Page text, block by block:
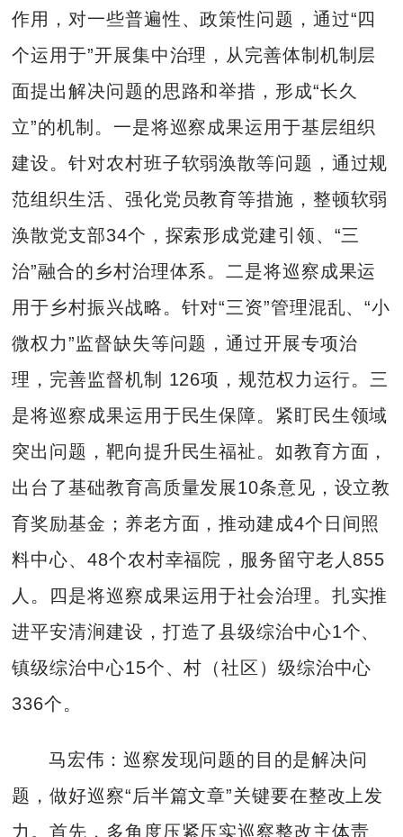
作用，对一些普遍性、政策性问题，通过“四
个运用于”开展集中治理，从完善体制机制层
面提出解决问题的思路和举措，形成“长久
立”的机制。一是将巡察成果运用于基层组织
建设。针对农村班子软弱涣散等问题，通过规
范组织生活、强化党员教育等措施，整顿软弱
涣散党支部34个，探索形成党建引领、“三
治”融合的乡村治理体系。二是将巡察成果运
用于乡村振兴战略。针对“三资”管理混乱、“小
微权力”监督缺失等问题，通过开展专项治
理，完善监督机制 126项，规范权力运行。三
是将巡察成果运用于民生保障。紧盯民生领域
突出问题，靶向提升民生福祉。如教育方面，
出台了基础教育高质量发展10条意见，设立教
育奖励基金；养老方面，推动建成4个日间照
料中心、48个农村幸福院，服务留守老人855
人。四是将巡察成果运用于社会治理。扎实推
进平安清涧建设，打造了县级综治中心1个、
镇级综治中心15个、村（社区）级综治中心
336个。
马宏伟：巡察发现问题的目的是解决问
题，做好巡察“后半篇文章”关键要在整改上发
力。首先，多角度压紧压实巡察整改主体责